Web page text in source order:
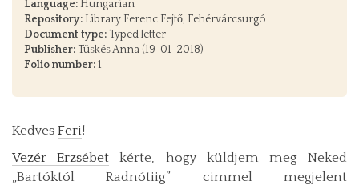
Language: Hungarian
Repository: Library Ferenc Fejtő, Fehérvárcsurgó
Document type: Typed letter
Publisher: Tüskés Anna (19-01-2018)
Folio number:1
Kedves Feri!
Vezér Erzsébet kérte, hogy küldjem meg Neked
„Bartóktól Radnótiig” cimmel megjelent